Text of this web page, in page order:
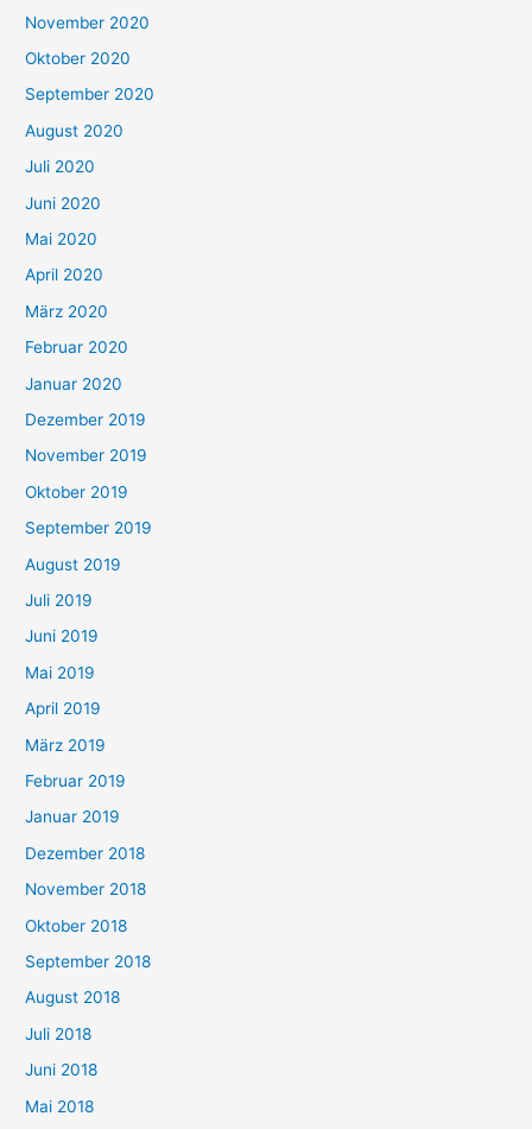
November 2020
Oktober 2020
September 2020
August 2020
Juli 2020
Juni 2020
Mai 2020
April 2020
März 2020
Februar 2020
Januar 2020
Dezember 2019
November 2019
Oktober 2019
September 2019
August 2019
Juli 2019
Juni 2019
Mai 2019
April 2019
März 2019
Februar 2019
Januar 2019
Dezember 2018
November 2018
Oktober 2018
September 2018
August 2018
Juli 2018
Juni 2018
Mai 2018